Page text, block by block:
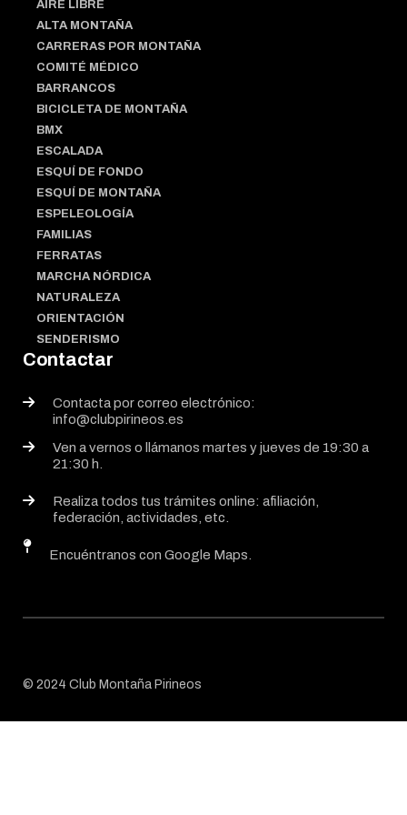
AIRE LIBRE
ALTA MONTAÑA
CARRERAS POR MONTAÑA
COMITÉ MÉDICO
BARRANCOS
BICICLETA DE MONTAÑA
BMX
ESCALADA
ESQUÍ DE FONDO
ESQUÍ DE MONTAÑA
ESPELEOLOGÍA
FAMILIAS
FERRATAS
MARCHA NÓRDICA
NATURALEZA
ORIENTACIÓN
SENDERISMO
Contactar
Contacta por correo electrónico:
info@clubpirineos.es
Ven a vernos o llámanos martes y jueves de 19:30 a
21:30 h.
Realiza todos tus trámites online: afiliación,
federación, actividades, etc.
Encuéntranos con Google Maps.
© 2024 Club Montaña Pirineos